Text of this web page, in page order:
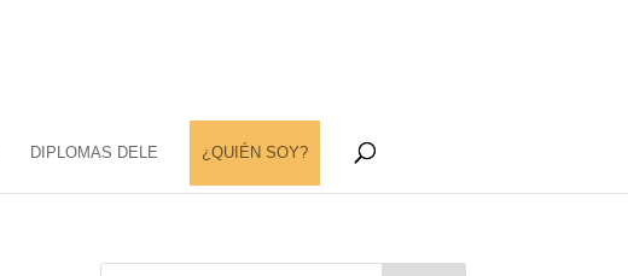
DIPLOMAS DELE ¿QUIÉN SOY?